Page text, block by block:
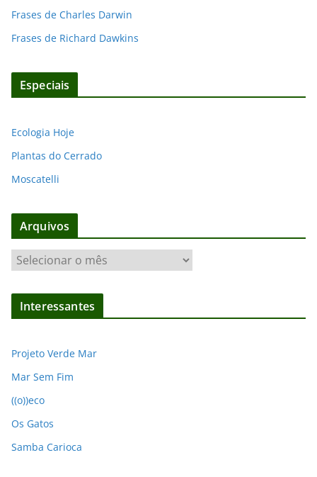
Frases de Charles Darwin
Frases de Richard Dawkins
Especiais
Ecologia Hoje
Plantas do Cerrado
Moscatelli
Arquivos
q
s
Interessantes
Projeto Verde Mar
Mar Sem Fim
((o))eco
Os Gatos
Samba Carioca